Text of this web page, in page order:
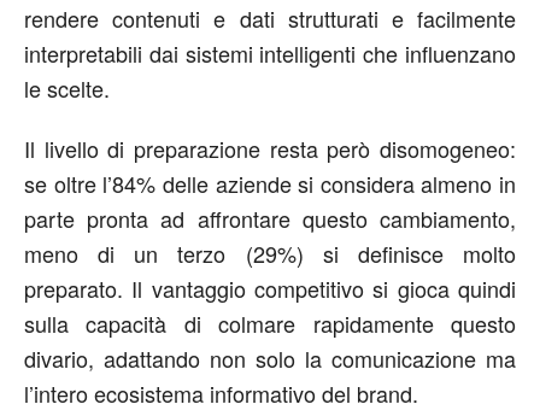
rendere contenuti e dati strutturati e facilmente
interpretabili dai sistemi intelligenti che influenzano
le scelte.
Il livello di preparazione resta però disomogeneo:
se oltre l’84% delle aziende si considera almeno in
parte pronta ad affrontare questo cambiamento,
meno di un terzo (29%) si definisce molto
preparato. Il vantaggio competitivo si gioca quindi
sulla capacità di colmare rapidamente questo
divario, adattando non solo la comunicazione ma
l’intero ecosistema informativo del brand.